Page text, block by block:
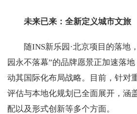
未来已来：全新定义城市文旅
随INS新乐园·北京项目的落地
园永不落幕”的品牌愿景正加速落
动其国际化布局战略。目前，针对
评估与本地化规划已全面展开，涵
配以及形式创新等多个方面。